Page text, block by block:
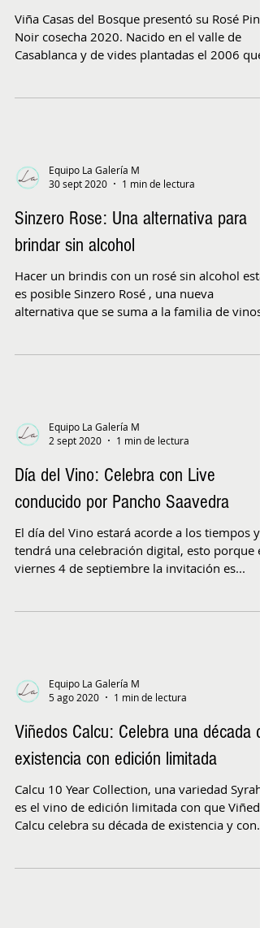
Viña Casas del Bosque presentó su Rosé
Noir cosecha 2020. Nacido en el valle de
Casablanca y de vides plantadas el 2006 que
Equipo La Galería M
30 sept 2020
1 min de lectura
Sinzero Rose: Una alternativa para
brindar sin alcohol
Hacer un brindis con un rosé sin alcohol está
es posible Sinzero Rosé , una nueva
alternativa que se suma a la familia de vinos
Equipo La Galería M
2 sept 2020
1 min de lectura
Día del Vino: Celebra con Live
conducido por Pancho Saavedra
El día del Vino estará acorde a los tiempos y
tendrá una celebración digital, esto porque el
viernes 4 de septiembre la invitación es...
Equipo La Galería M
5 ago 2020
1 min de lectura
Viñedos Calcu: Celebra una década
existencia con edición limitada
Calcu 10 Year Collection, una variedad Syrah,
es el vino de edición limitada con que
Calcu celebra su década de existencia y con...